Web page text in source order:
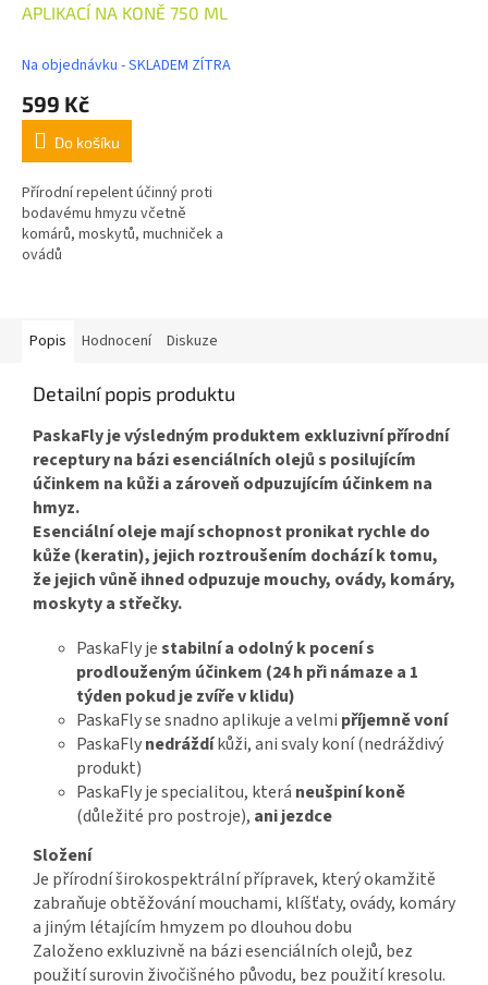
APLIKACÍ NA KONĚ 750 ML
Na objednávku - SKLADEM ZÍTRA
599 Kč
Do košíku
Přírodní repelent účinný proti
bodavému hmyzu včetně
komárů, moskytů, muchniček a
ovádů
Popis Hodnocení Diskuze
Detailní popis produktu
PaskaFly je výsledným produktem exkluzivní přírodní
receptury na bázi esenciálních olejů s posilujícím
účinkem na kůži a zároveň odpuzujícím účinkem na
hmyz.
Esenciální oleje mají schopnost pronikat rychle do
kůže (keratin), jejich roztroušením dochází k tomu,
že jejich vůně ihned odpuzuje mouchy, ovády, komáry,
moskyty a střečky.
PaskaFly jestabilní a odolný k pocení s
prodlouženým účinkem (24 h při námaze a 1
týden pokud je zvíře v klidu)
PaskaFly se snadno aplikuje a velmi příjemně voní
PaskaFlynedráždíkůži, ani svaly koní (nedráždivý
produkt)
PaskaFly je specialitou, která neušpiní koně
(důležité pro postroje), ani jezdce
Složení
Je přírodní širokospektrální přípravek, který okamžitě
zabraňuje obtěžování mouchami, klíšťaty, ovády, komáry
a jiným létajícím hmyzem po dlouhou dobu
Založeno exkluzivně na bázi esenciálních olejů, bez
použití surovin živočišného původu, bez použití kresolu.